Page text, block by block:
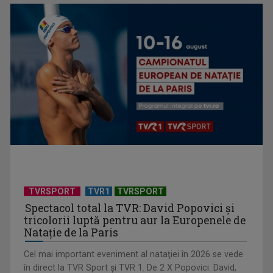
De ce nu îi tolerează românii pe muncitorii străini.
TVRSPORT TVR1 TVRSPORT
Spectacol total la TVR: David Popovici și
tricolorii luptă pentru aur la Europenele de
Natație de la Paris
Cel mai important eveniment al nataţiei în 2026 se vede